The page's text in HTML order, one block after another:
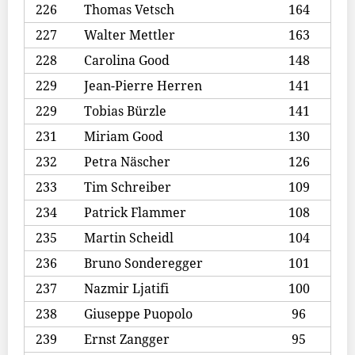
226
Thomas Vetsch
164
227
Walter Mettler
163
228
Carolina Good
148
229
Jean-Pierre Herren
141
229
Tobias Bürzle
141
231
Miriam Good
130
232
Petra Näscher
126
233
Tim Schreiber
109
234
Patrick Flammer
108
235
Martin Scheidl
104
236
Bruno Sonderegger
101
237
Nazmir Ljatifi
100
238
Giuseppe Puopolo
96
239
Ernst Zangger
95